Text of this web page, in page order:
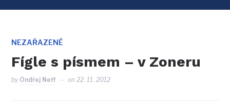
SIDEBAR
NAVIGATION
NEZAŘAZENÉ
Fígle s písmem – v Zoneru
by Ondřej Neff on22. 11. 2012